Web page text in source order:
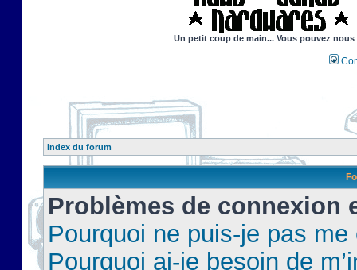
Un petit coup de main... Vous pouvez
Index du forum
Problèmes de connexion
Pourquoi ne puis-je pas
Pourquoi ai-je besoin de